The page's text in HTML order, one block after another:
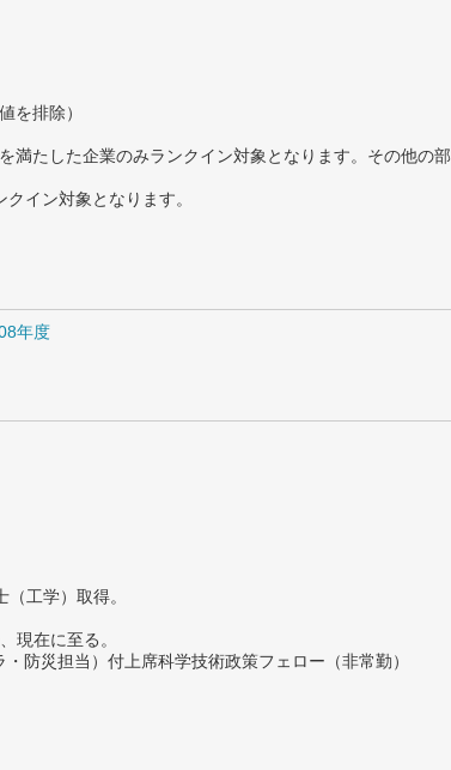
を排除）
たした企業のみランクイン対象となります。その他の部
イン対象となります。
年度
工学）取得。
現在に至る。
防災担当）付上席科学技術政策フェロー（非常勤）